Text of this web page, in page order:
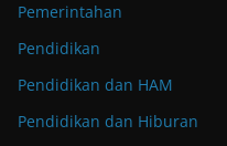
Pemerintahan
Pendidikan
Pendidikan dan HAM
Pendidikan dan Hiburan